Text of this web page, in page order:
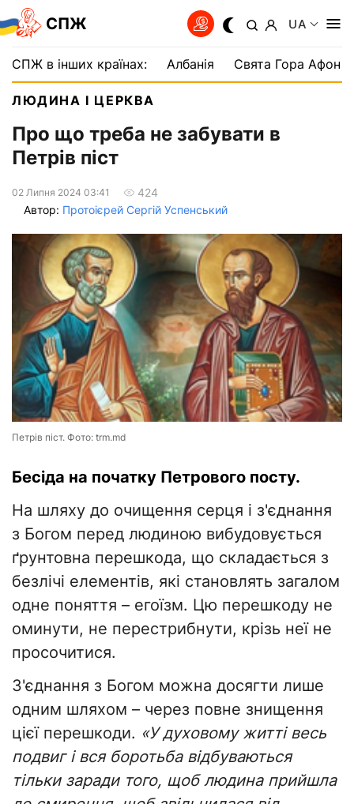
СПЖ UA
СПЖ в інших країнах: Албанія Свята Гора Афон
ЛЮДИНА І ЦЕРКВА
Про що треба не забувати в
Петрів піст
02 Липня 2024 03:41
424
Автор: Протоієрей Сергій Успенський
Петрів піст. Фото: trm.md
Бесіда на початку Петрового посту.
На шляху до очищення серця і з'єднання
з Богом перед людиною вибудовується
ґрунтовна перешкода, що складається з
безлічі елементів, які становлять загалом
одне поняття – егоїзм. Цю перешкоду не
оминути, не перестрибнути, крізь неї не
просочитися.
З'єднання з Богом можна досягти лише
одним шляхом – через повне знищення
цієї перешкоди. «У духовому житті весь
подвиг і вся боротьба відбуваються
тільки заради того, щоб людина прийшла